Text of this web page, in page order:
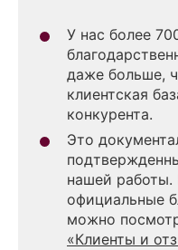
У нас более
даже больше,
клиентская
конкурента.
Это
нашей работы.
официальные
можно
«Клиенты и